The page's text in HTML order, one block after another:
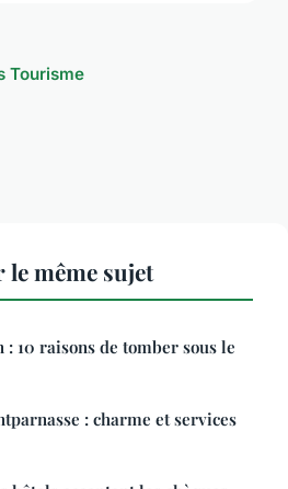
Tourisme
même sujet
10 raisons de tomber sous le
: charme et services